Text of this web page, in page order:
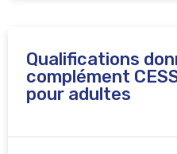
Qualifications
complément
pour adultes